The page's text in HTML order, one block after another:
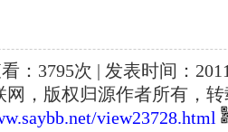
： 3795次 | 发表时间：
网，版权归源作者所有，
view23728.html